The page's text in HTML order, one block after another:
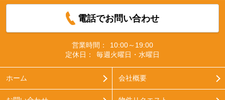
電話でお問い合わせ
営業時間：
10:00～19:00
定休日：
毎週火曜日・水曜日
ホーム 会社概要